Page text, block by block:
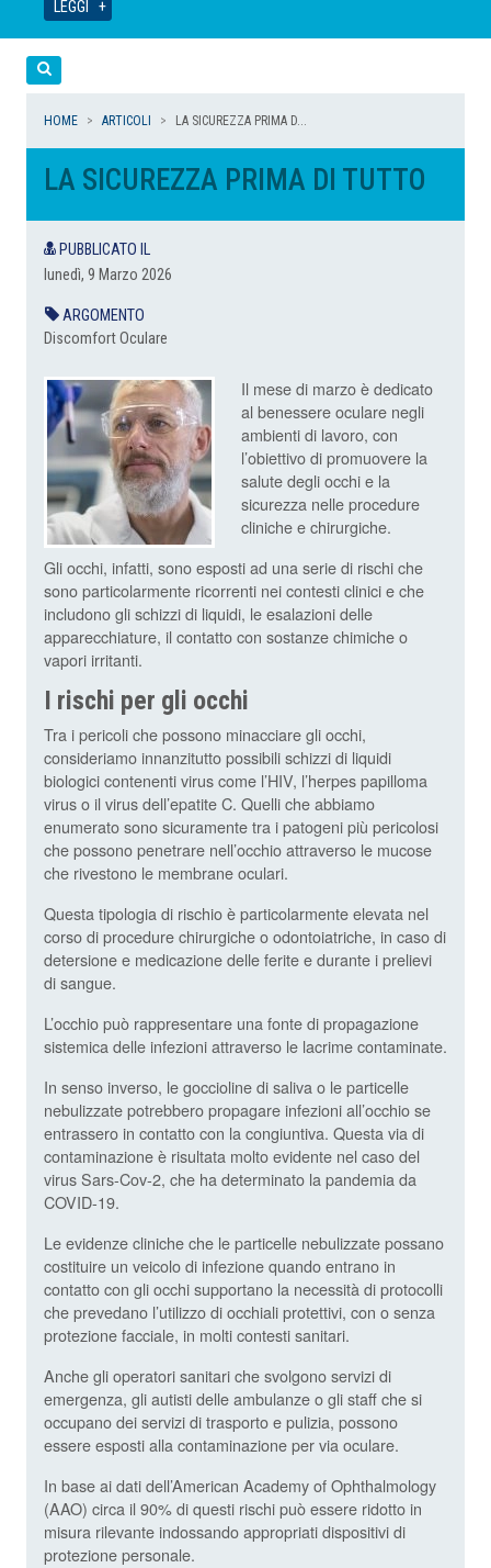
LEGGI
LEGGI
LEGGI
LEGGI
HOME ARTICOLI LA SICUREZZA PRIMA D...
LA SICUREZZA PRIMA DI TUTTO
PUBBLICATO IL
lunedì, 9 Marzo 2026
ARGOMENTO
Discomfort Oculare
Il mese di marzo è dedicato
al benessere oculare negli
ambienti di lavoro, con
l’obiettivo di promuovere la
salute degli occhi e la
sicurezza nelle procedure
cliniche e chirurgiche.
Gli occhi, infatti, sono esposti ad una serie di rischi che
sono particolarmente ricorrenti nei contesti clinici e che
includono gli schizzi di liquidi, le esalazioni delle
apparecchiature, il contatto con sostanze chimiche o
vapori irritanti.
I rischi per gli occhi
Tra i pericoli che possono minacciare gli occhi,
consideriamo innanzitutto possibili schizzi di liquidi
biologici contenenti virus come l’HIV, l’herpes papilloma
virus o il virus dell’epatite C. Quelli che abbiamo
enumerato sono sicuramente tra i patogeni più pericolosi
che possono penetrare nell’occhio attraverso le mucose
che rivestono le membrane oculari.
Questa tipologia di rischio è particolarmente elevata nel
corso di procedure chirurgiche o odontoiatriche, in caso di
detersione e medicazione delle ferite e durante i prelievi
di sangue.
L’occhio può rappresentare una fonte di propagazione
sistemica delle infezioni attraverso le lacrime contaminate.
In senso inverso, le goccioline di saliva o le particelle
nebulizzate potrebbero propagare infezioni all’occhio se
entrassero in contatto con la congiuntiva. Questa via di
contaminazione è risultata molto evidente nel caso del
virus Sars-Cov-2, che ha determinato la pandemia da
COVID-19.
Le evidenze cliniche che le particelle nebulizzate possano
costituire un veicolo di infezione quando entrano in
contatto con gli occhi supportano la necessità di protocolli
che prevedano l’utilizzo di occhiali protettivi, con o senza
protezione facciale, in molti contesti sanitari.
Anche gli operatori sanitari che svolgono servizi di
emergenza, gli autisti delle ambulanze o gli staff che si
occupano dei servizi di trasporto e pulizia, possono
essere esposti alla contaminazione per via oculare.
In base ai dati dell’American Academy of Ophthalmology
(AAO) circa il 90% di questi rischi può essere ridotto in
misura rilevante indossando appropriati dispositivi di
protezione personale.